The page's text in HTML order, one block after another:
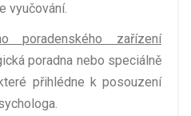
vyučování.
poradenského zařízení
poradna nebo speciálně
přihlédne k posouzení